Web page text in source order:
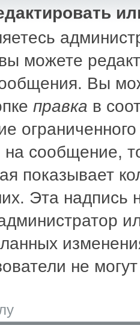
можете
Вы
правка в
на сообщение,
показывает
Эта надпись
не